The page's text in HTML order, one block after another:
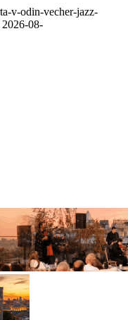
v-odin-vecher-jazz-
2026-08-